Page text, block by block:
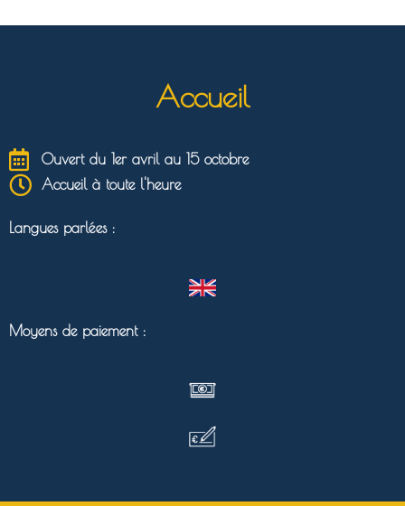
Accueil
Ouvert du 1er avril au 15 octobre
Accueil à toute l'heure
Langues parlées :
Moyens de paiement :